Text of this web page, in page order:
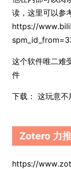
读，这里可以参
https://
这个软件唯二难
件
下载： 这玩意
Zotero 力
https://